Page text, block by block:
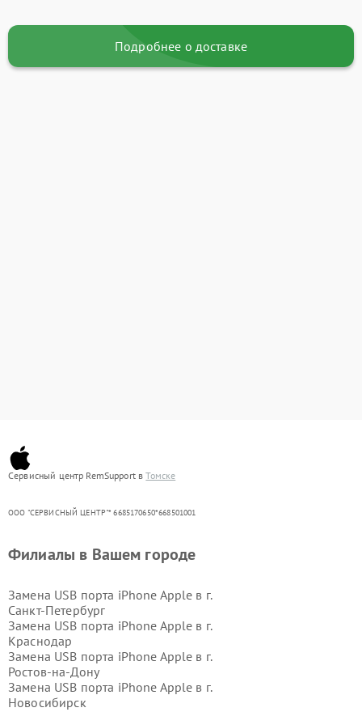
Подробнее о доставке
Сервисный центр RemSupport вТомске
ООО "СЕРВИСНЫЙ ЦЕНТР"* 6685170650*668501001
Филиалы в Вашем городе
Замена USB порта iPhone Apple в г.
Санкт-Петербург
Замена USB порта iPhone Apple в г.
Краснодар
Замена USB порта iPhone Apple в г.
Ростов-на-Дону
Замена USB порта iPhone Apple в г.
Новосибирск